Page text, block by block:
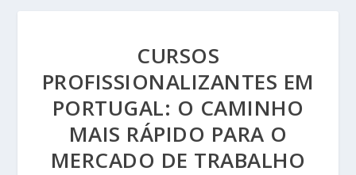
CURSOS
PROFISSIONALIZANTES EM
PORTUGAL: O CAMINHO
MAIS RÁPIDO PARA O
MERCADO DE TRABALHO